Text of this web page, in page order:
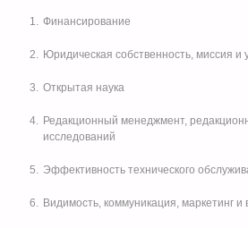
ki
Финансирование
Юридическая собственность, миссия и
Открытая наука
Редакционный менеджмент,
исследований
Эффективность технического
Видимость, коммуникация, маркетинг и